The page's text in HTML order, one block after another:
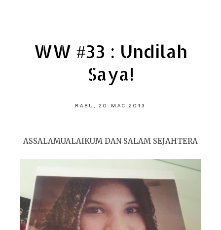
WW #33 : Undilah
Saya!
RABU, 20 MAC 2013
ASSALAMUALAIKUM DAN SALAM SEJAHTERA